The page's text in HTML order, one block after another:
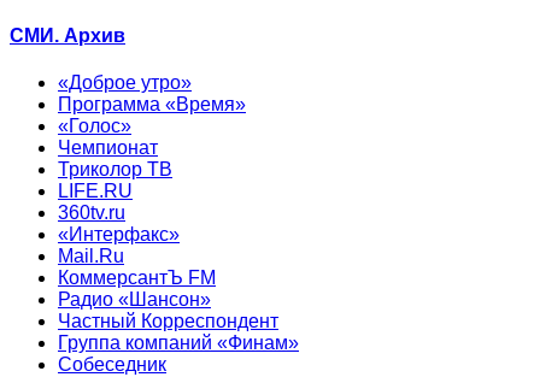
СМИ. Архив
«Доброе утро»
Программа «Время»
«Голос»
Чемпионат
Триколор ТВ
LIFE.RU
360tv.ru
«Интерфакс»
Mail.Ru
КоммерсантЪ FM
Радио «Шансон»
Частный Корреспондент
Группа компаний «Финам»
Собеседник